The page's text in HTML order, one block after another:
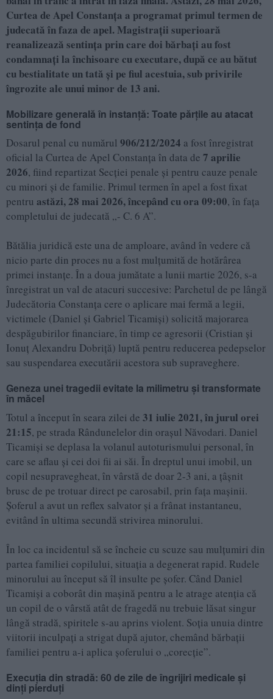
Curtea de Apel Constanța a programat primul termen de
judecată în faza de apel. Magistrații superioară
reanalizează sentința prin care doi bărbați au fost
condamnați la închisoare cu executare, după ce au bătut
cu bestialitate un tată și pe fiul acestuia, sub privirile
îngrozite ale unui minor de 13 ani.
Mobilizare generală în instanță: Toate părțile au atacat
sentința de fond
Dosarul penal cu numărul 906/212/2024 a fost înregistrat
oficial la Curtea de Apel Constanța în data de 7 aprilie
2026, fiind repartizat Secției penale şi pentru cauze penale
cu minori şi de familie. Primul termen în apel a fost fixat
pentru astăzi, 28 mai 2026, începând cu ora 09:00, în fața
completului de judecată „- C. 6 A”.
Bătălia juridică este una de amploare, având în vedere că
nicio parte din proces nu a fost mulțumită de hotărârea
primei instanțe. În a doua jumătate a lunii martie 2026, s-a
înregistrat un val de atacuri succesive: Parchetul de pe lângă
Judecătoria Constanța cere o aplicare mai fermă a legii,
victimele (Daniel și Gabriel Ticamiși) solicită majorarea
despăgubirilor financiare, în timp ce agresorii (Cristian și
Ionuț Alexandru Dobriță) luptă pentru reducerea pedepselor
sau suspendarea executării acestora sub supraveghere.
Geneza unei tragedii evitate la milimetru și transformate
în măcel
Totul a început în seara zilei de 31 iulie 2021, în jurul orei
21:15, pe strada Rândunelelor din orașul Năvodari. Daniel
Ticamiși se deplasa la volanul autoturismului personal, în
care se aflau și cei doi fii ai săi. În dreptul unui imobil, un
copil nesupravegheat, în vârstă de doar 2-3 ani, a țâșnit
brusc de pe trotuar direct pe carosabil, prin fața mașinii.
Șoferul a avut un reflex salvator și a frânat instantaneu,
evitând în ultima secundă strivirea minorului.
În loc ca incidentul să se încheie cu scuze sau mulțumiri din
partea familiei copilului, situația a degenerat rapid. Rudele
minorului au început să îl insulte pe șofer. Când Daniel
Ticamiși a coborât din mașină pentru a le atrage atenția că
un copil de o vârstă atât de fragedă nu trebuie lăsat singur
lângă stradă, spiritele s-au aprins violent. Soția unuia dintre
viitorii inculpați a strigat după ajutor, chemând bărbații
familiei pentru a-i aplica șoferului o „corecție”.
Execuția din stradă: 60 de zile de îngrijiri medicale și
dinți pierduți